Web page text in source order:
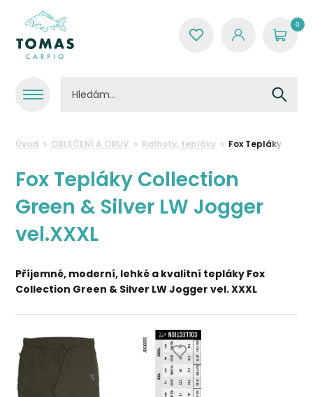
0
Úvod OBLEČENÍ A OBUV Kalhoty, tepláky Fox Tepláky
Fox Tepláky Collection
Green & Silver LW Jogger
vel.XXXL
Příjemné, moderní, lehké a kvalitní tepláky Fox
Collection Green & Silver LW Joggervel. XXXL